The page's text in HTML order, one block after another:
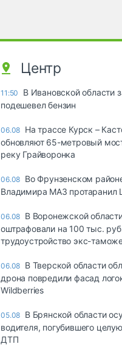
Центр
11:50
В Ивановской области
подешевел бензин
06.08 На трассе Курск –
обновляют 65-метровый
реку Грайворонка
06.08 Во Фрунзенском
Владимира МАЗ протаранил
06.08 В Воронежской
оштрафовали на 100 тыс.
трудоустройство экс-
06.08 В Тверской области
дрона повредили фасад
Wildberries
05.08 В Брянской области
водителя, погубившего
ДТП